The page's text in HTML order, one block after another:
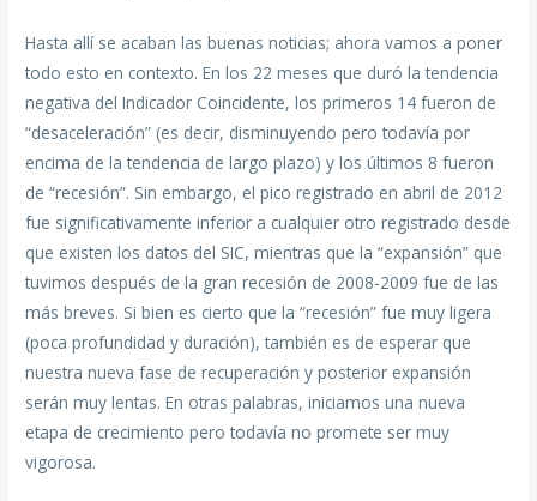
Hasta allí se acaban las buenas noticias; ahora vamos a poner
todo esto en contexto. En los 22 meses que duró la tendencia
negativa del Indicador Coincidente, los primeros 14 fueron de
“desaceleración” (es decir, disminuyendo pero todavía por
encima de la tendencia de largo plazo) y los últimos 8 fueron
de “recesión”. Sin embargo, el pico registrado en abril de 2012
fue significativamente inferior a cualquier otro registrado desde
que existen los datos del SIC, mientras que la “expansión” que
tuvimos después de la gran recesión de 2008-2009 fue de las
más breves. Si bien es cierto que la “recesión” fue muy ligera
(poca profundidad y duración), también es de esperar que
nuestra nueva fase de recuperación y posterior expansión
serán muy lentas. En otras palabras, iniciamos una nueva
etapa de crecimiento pero todavía no promete ser muy
vigorosa.